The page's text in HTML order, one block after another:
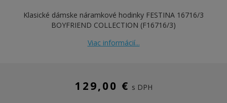
Klasické dámske náramkové hodinky FESTINA 16716/3
BOYFRIEND COLLECTION (F16716/3)
Viac informácií...
129,00 € s DPH